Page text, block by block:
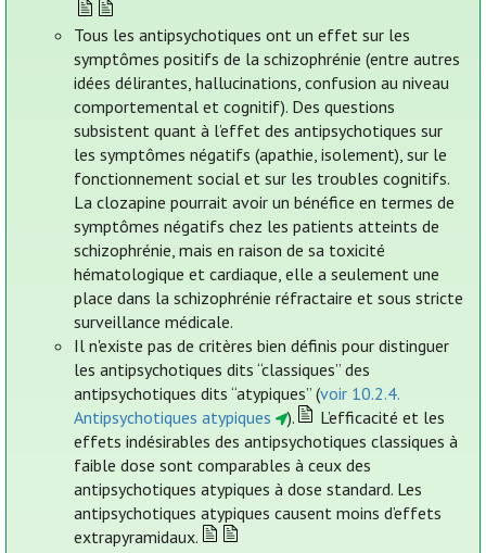
Tous les antipsychotiques ont un effet sur les
symptômes positifs de la schizophrénie (entre autres
idées délirantes, hallucinations, confusion au niveau
comportemental et cognitif). Des questions
subsistent quant à l’effet des antipsychotiques sur
les symptômes négatifs (apathie, isolement), sur le
fonctionnement social et sur les troubles cognitifs.
La clozapine pourrait avoir un bénéfice en termes de
symptômes négatifs chez les patients atteints de
schizophrénie, mais en raison de sa toxicité
hématologique et cardiaque, elle a seulement une
place dans la schizophrénie réfractaire et sous stricte
surveillance médicale.
Il n'existe pas de critères bien définis pour distinguer
les antipsychotiques dits “classiques” des
antipsychotiques dits “atypiques” (voir 10.2.4.
Antipsychotiques atypiques
).
L’efficacité et les
effets indésirables des antipsychotiques classiques à
faible dose sont comparables à ceux des
antipsychotiques atypiques à dose standard. Les
antipsychotiques atypiques causent moins d’effets
extrapyramidaux.